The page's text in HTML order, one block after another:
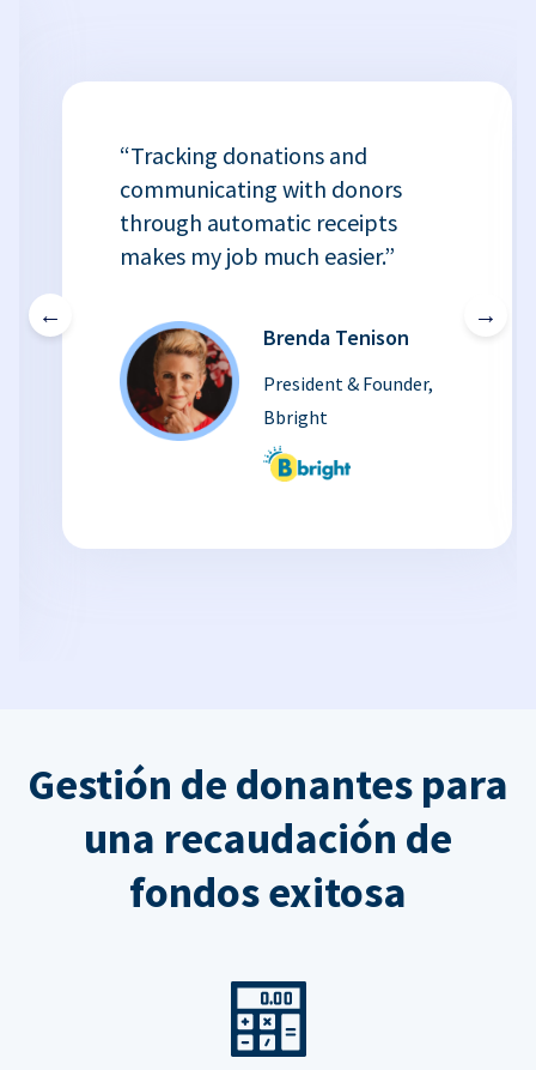
←
“Tracking donations and
communicating with donors
through automatic receipts
makes my job much easier.”
Brenda Tenison
President & Founder,
Bbright
→
Gestión de donantes para
una recaudación de
fondos exitosa